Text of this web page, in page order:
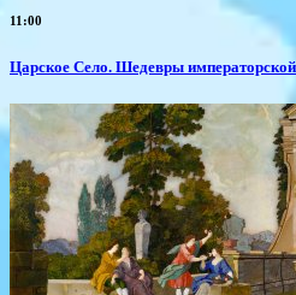
11:00
Царское Село. Шедевры императорской